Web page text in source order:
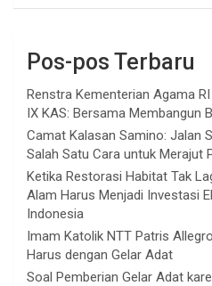
Pos-pos Terbaru
Renstra Kementerian Agama
IX KAS: Bersama Membangun
Camat Kalasan Samino: Jalan
Salah Satu Cara untuk Merajut
Ketika Restorasi Habitat Tak
Alam Harus Menjadi Investasi
Indonesia
Imam Katolik NTT Patris
Harus dengan Gelar Adat
Soal Pemberian Gelar Adat